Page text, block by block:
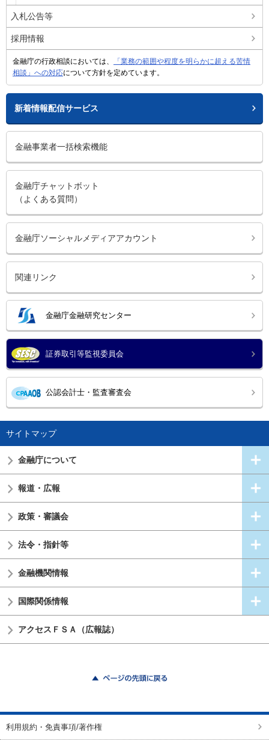
入札公告等
採用情報
金融庁の行政相談においては、
「業務の範囲や程度を明らかに超える苦情
相談」への対応について方針を定めています。
新着情報配信サービス
金融事業者一括検索機能
金融庁チャットボット
（よくある質問）
金融庁ソーシャルメディアアカウント
関連リンク
金融庁金融研究センター
証券取引等監視委員会
公認会計士・監査審査会
サイトマップ
金融庁について
報道・広報
政策・審議会
法令・指針等
金融機関情報
国際関係情報
アクセスＦＳＡ（広報誌）
利用規約・免責事項/著作権